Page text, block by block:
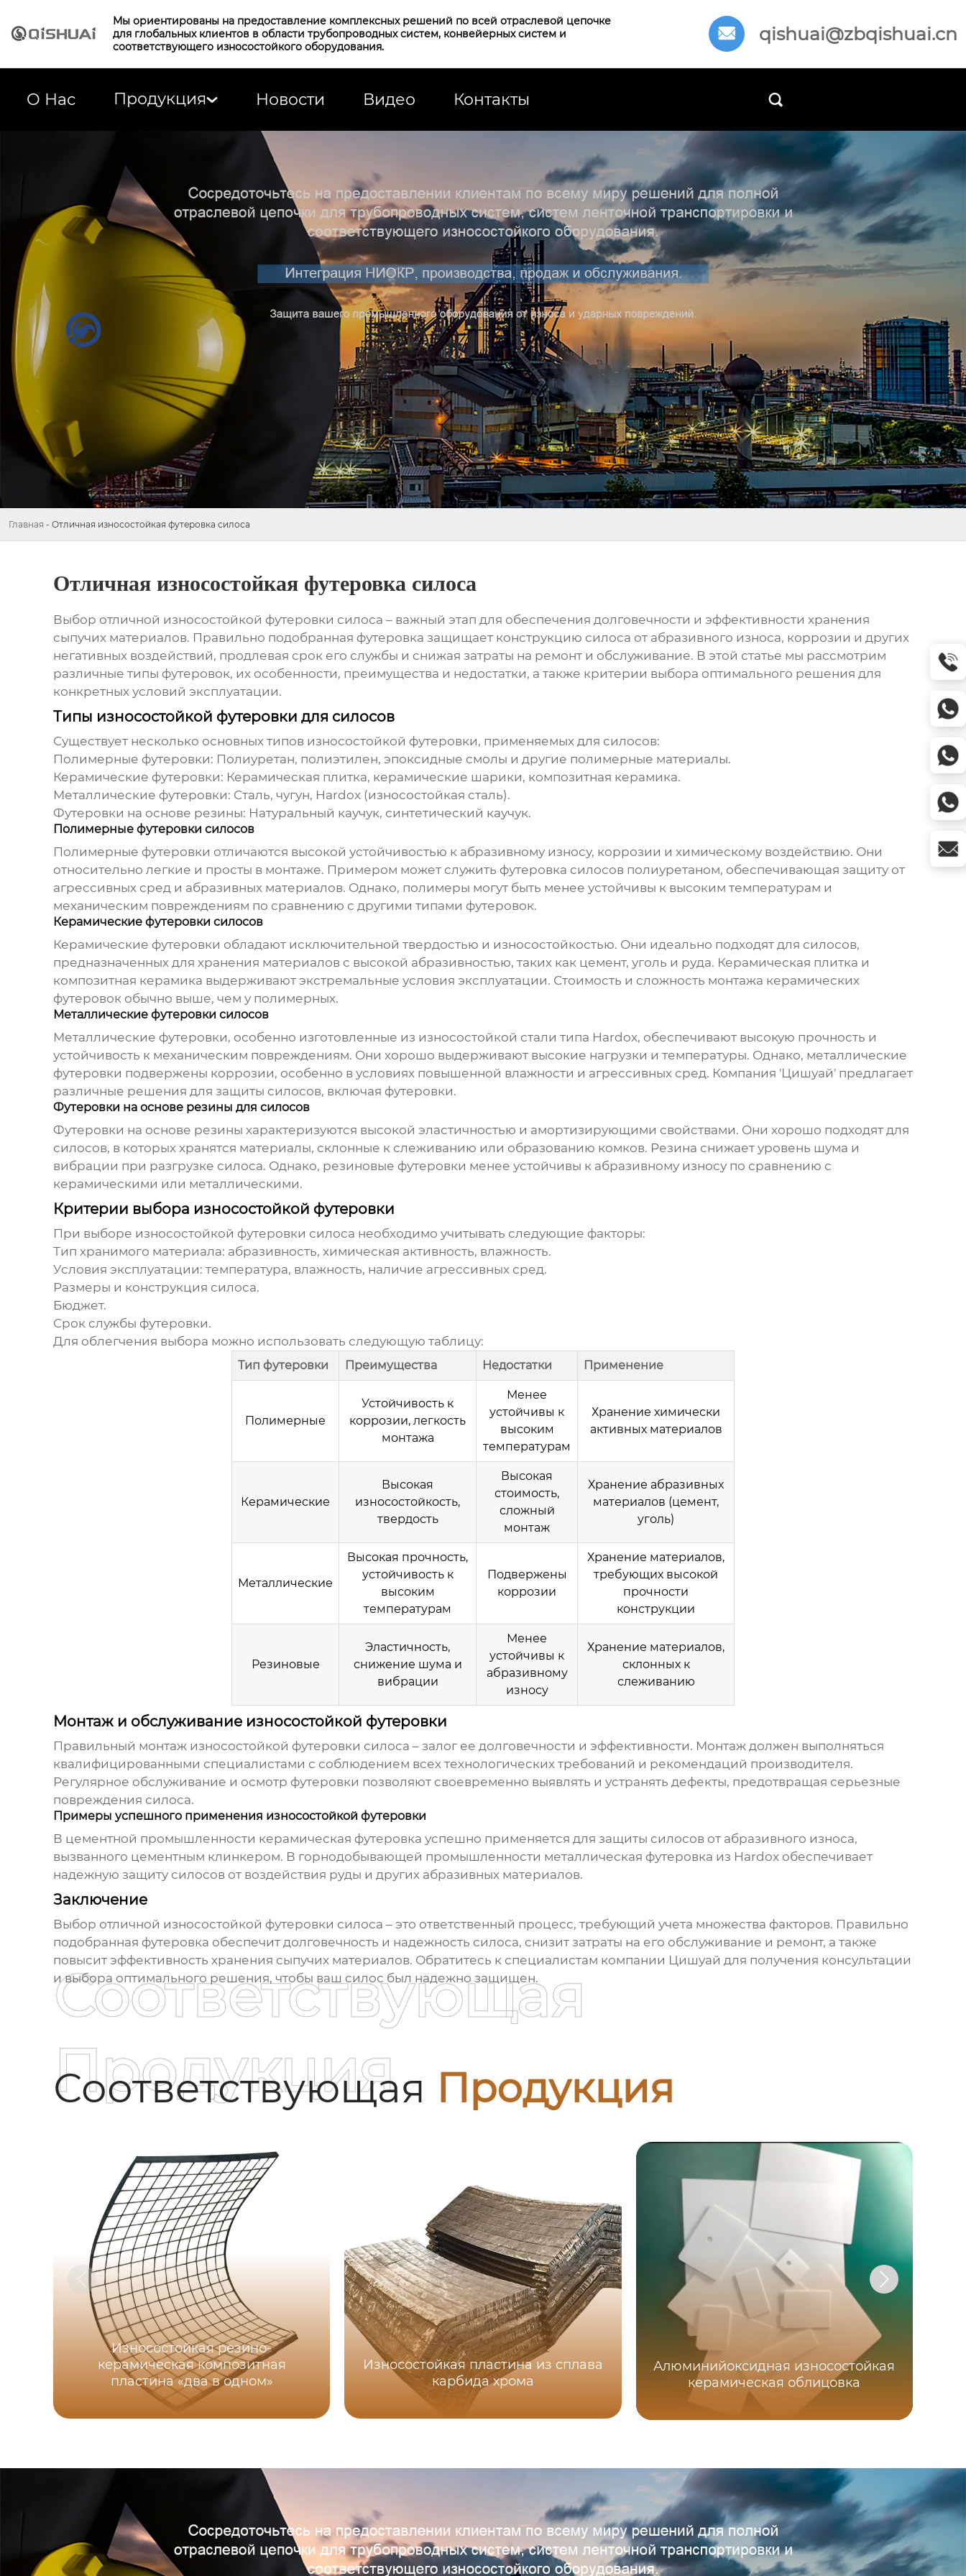
Мы ориентированы на предоставление комплексных решений по всей отраслевой цепочке
для глобальных клиентов в области трубопроводных систем, конвейерных систем и
соответствующего износостойкого оборудования.
 qishuai@zbqishuai.cn
О Нас Продукция Новости Видео Контакты 
Главная - Отличная износостойкая футеровка силоса
Отличная износостойкая футеровка силоса
Выбор отличной износостойкой футеровки силоса – важный этап для обеспечения долговечности и эффективности хранения
сыпучих материалов. Правильно подобранная футеровка защищает конструкцию силоса от абразивного износа, коррозии и других
негативных воздействий, продлевая срок его службы и снижая затраты на ремонт и обслуживание. В этой статье мы рассмотрим
различные типы футеровок, их особенности, преимущества и недостатки, а также критерии выбора оптимального решения для
конкретных условий эксплуатации.
Типы износостойкой футеровки для силосов
Существует несколько основных типов износостойкой футеровки, применяемых для силосов:
Полимерные футеровки: Полиуретан, полиэтилен, эпоксидные смолы и другие полимерные материалы.
Керамические футеровки: Керамическая плитка, керамические шарики, композитная керамика.
Металлические футеровки: Сталь, чугун, Hardox (износостойкая сталь).
Футеровки на основе резины: Натуральный каучук, синтетический каучук.
Полимерные футеровки силосов
Полимерные футеровки отличаются высокой устойчивостью к абразивному износу, коррозии и химическому воздействию. Они
относительно легкие и просты в монтаже. Примером может служить футеровка силосов полиуретаном, обеспечивающая защиту от
агрессивных сред и абразивных материалов. Однако, полимеры могут быть менее устойчивы к высоким температурам и
механическим повреждениям по сравнению с другими типами футеровок.
Керамические футеровки силосов
Керамические футеровки обладают исключительной твердостью и износостойкостью. Они идеально подходят для силосов,
предназначенных для хранения материалов с высокой абразивностью, таких как цемент, уголь и руда. Керамическая плитка и
композитная керамика выдерживают экстремальные условия эксплуатации. Стоимость и сложность монтажа керамических
футеровок обычно выше, чем у полимерных.
Металлические футеровки силосов
Металлические футеровки, особенно изготовленные из износостойкой стали типа Hardox, обеспечивают высокую прочность и
устойчивость к механическим повреждениям. Они хорошо выдерживают высокие нагрузки и температуры. Однако, металлические
футеровки подвержены коррозии, особенно в условиях повышенной влажности и агрессивных сред. Компания 'Цишуай' предлагает
различные решения для защиты силосов, включая футеровки.
Футеровки на основе резины для силосов
Футеровки на основе резины характеризуются высокой эластичностью и амортизирующими свойствами. Они хорошо подходят для
силосов, в которых хранятся материалы, склонные к слеживанию или образованию комков. Резина снижает уровень шума и
вибрации при разгрузке силоса. Однако, резиновые футеровки менее устойчивы к абразивному износу по сравнению с
керамическими или металлическими.
Критерии выбора износостойкой футеровки
При выборе износостойкой футеровки силоса необходимо учитывать следующие факторы:
Тип хранимого материала: абразивность, химическая активность, влажность.
Условия эксплуатации: температура, влажность, наличие агрессивных сред.
Размеры и конструкция силоса.
Бюджет.
Срок службы футеровки.
Для облегчения выбора можно использовать следующую таблицу:
Тип футеровки Преимущества Недостатки Применение
Полимерные
Устойчивость к
коррозии, легкость
монтажа
Менее
устойчивы к
высоким
температурам
Хранение химически
активных материалов
Керамические
Высокая
износостойкость,
твердость
Высокая
стоимость,
сложный
монтаж
Хранение абразивных
материалов (цемент,
уголь)
Металлические
Высокая прочность,
устойчивость к
высоким
температурам
Подвержены
коррозии
Хранение материалов,
требующих высокой
прочности
конструкции
Резиновые
Эластичность,
снижение шума и
вибрации
Менее
устойчивы к
абразивному
износу
Хранение материалов,
склонных к
слеживанию
Монтаж и обслуживание износостойкой футеровки
Правильный монтаж износостойкой футеровки силоса – залог ее долговечности и эффективности. Монтаж должен выполняться
квалифицированными специалистами с соблюдением всех технологических требований и рекомендаций производителя.
Регулярное обслуживание и осмотр футеровки позволяют своевременно выявлять и устранять дефекты, предотвращая серьезные
повреждения силоса.
Примеры успешного применения износостойкой футеровки
В цементной промышленности керамическая футеровка успешно применяется для защиты силосов от абразивного износа,
вызванного цементным клинкером. В горнодобывающей промышленности металлическая футеровка из Hardoxобеспечивает
надежную защиту силосов от воздействия руды и других абразивных материалов.
Заключение
Выбор отличной износостойкой футеровки силоса – это ответственный процесс, требующий учета множества факторов. Правильно
подобранная футеровка обеспечит долговечность и надежность силоса, снизит затраты на его обслуживание и ремонт, а также
повысит эффективность хранения сыпучих материалов. Обратитесь к специалистам компании Цишуай для получения консультации
и выбора оптимального решения, чтобы ваш силос был надежно защищен.
Соответствующая Продукция
Соответствующая
Продукция
Износостойкая резино-
керамическая композитная
пластина «два в одном»
Износостойкая пластина из сплава
карбида хрома
Алюминийоксидная износостойкая
керамическая облицовка